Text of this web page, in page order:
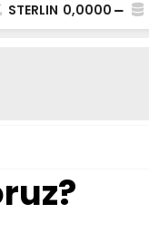
STERLIN 0,0000